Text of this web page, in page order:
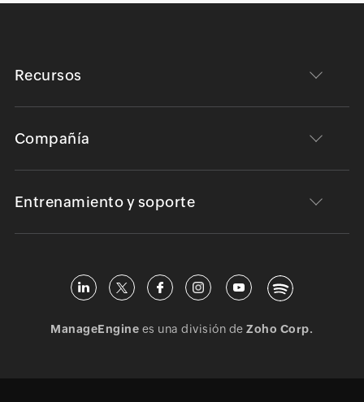
Recursos
Compañía
Entrenamiento y soporte
ManageEngine es una división deZoho Corp.